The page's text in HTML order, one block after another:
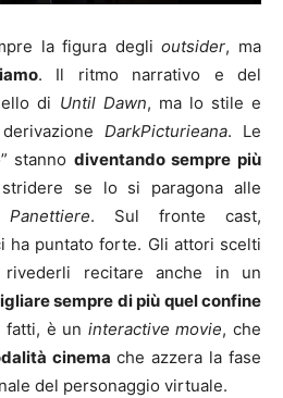
la figura deglioutsider, ma
. Il ritmo narrativo e del
di Until Dawn, ma lo stile e
DarkPicturieana. Le
stanno diventando sempre più
se lo si paragona alle
. Sul fronte cast,
ha puntato forte. Gli attori scelti
recitare anche in un
sempre di più quel confine
fatti, è un interactive movie, che
cinema che azzera la fase
del personaggio virtuale.